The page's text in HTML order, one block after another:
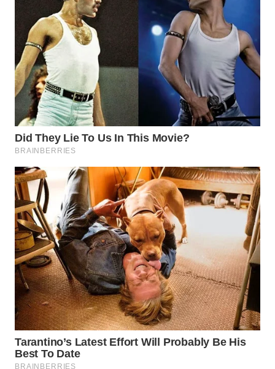
WN
SIMALUNGUN
WN
LABUHANBATU
WN
TAPANULI
TENGAH
WN DELI
SERDANG
WN
TEBING
TINGGI
WN
PAKPAK
WN
KARAWANG